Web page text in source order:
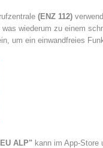
(ENZ 112)
wiederum zu einem
um ein einwandfreies
ALP" kann im App-Store